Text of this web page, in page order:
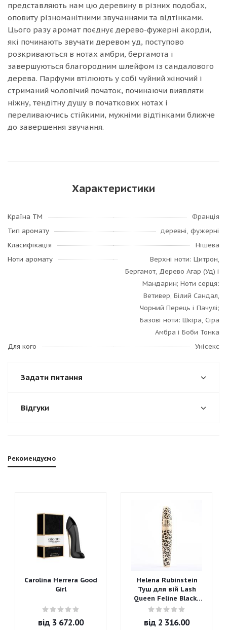
представляють нам цю деревину в різних подобах,
оповиту різноманітними звучаннями та відтінками.
Цього разу аромат поєднує дерево-фужерні акорди,
які починають звучати деревом уд, поступово
розкриваються в нотах амбри, бергамота і
завершуються благородним шлейфом із сандалового
дерева. Парфуми втілюють у собі чуйний жіночий і
стриманий чоловічий початок, починаючи виявляти
ніжну, тендітну душу в початкових нотах і
переливаючись стійкими, мужніми відтінками ближче
до завершення звучання.
Характеристики
Країна ТМ
Франція
Тип аромату
деревні, фужерні
Класифікація
Нішева
Ноти аромату
Верхні ноти: Цитрон,
Бергамот, Дерево Агар (Уд) і
Мандарин; Ноти серця:
Ветивер, Білий Сандал,
Чорний Перець і Пачулі;
Базові ноти: Шкіра, Сіра
Амбра і Боби Тонка
Для кого
Унісекс
Задати питання
Відгуки
Рекомендуємо
Carolina Herrera Good
Girl
від 3 672.00
Helena Rubinstein
Туш для вій Lash
Queen Feline Blacks
Mascara
від 2 316.00